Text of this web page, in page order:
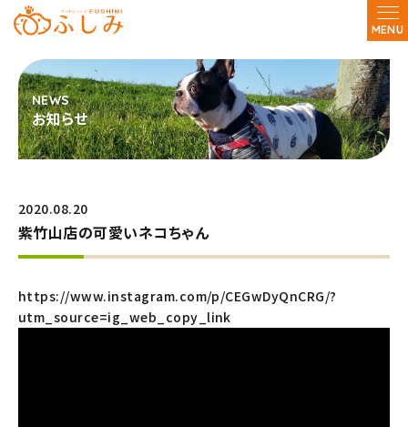
MENU
お知らせ
2020.08.20
紫竹山店の可愛いネコちゃん
https://www.instagram.com/p/CEGwDyQnCRG/?
utm_source=ig_web_copy_link